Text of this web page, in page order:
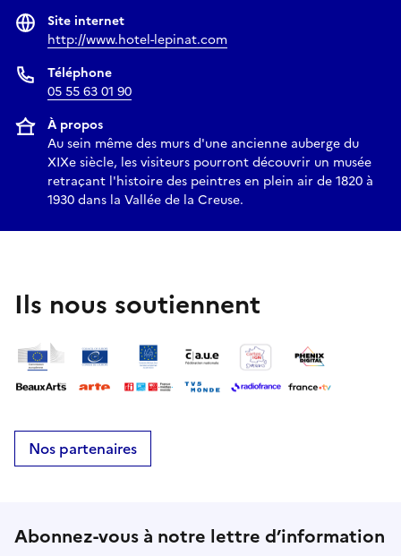
Site internet
http://www.hotel-lepinat.com
Téléphone
05 55 63 01 90
À propos
Au sein même des murs d'une ancienne auberge du
XIXe siècle, les visiteurs pourront découvrir un musée
retraçant l'histoire des peintres en plein air de 1820 à
1930 dans la Vallée de la Creuse.
Ils nous soutiennent
Nos partenaires
Abonnez-vous à notre lettre d’information